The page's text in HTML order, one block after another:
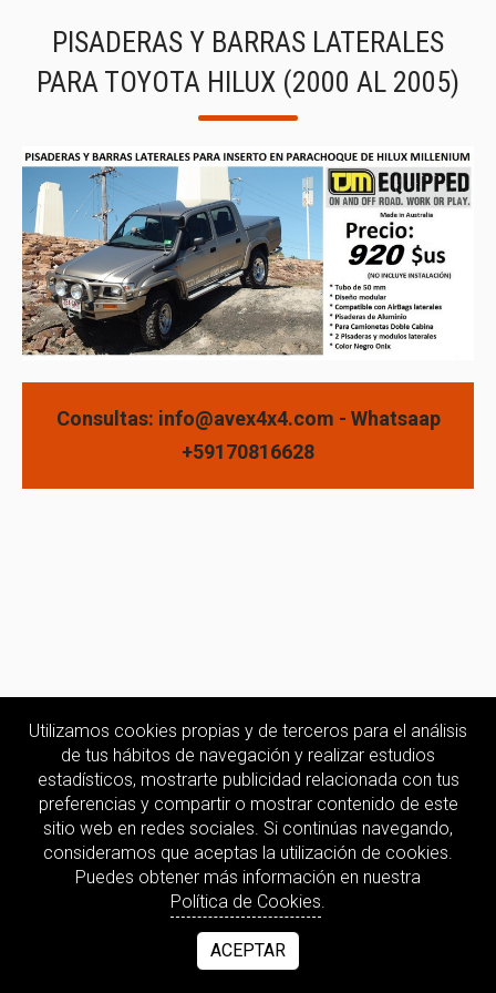
PISADERAS Y BARRAS LATERALES
PARA TOYOTA HILUX (2000 AL 2005)
Consultas: info@avex4x4.com - Whatsaap
+59170816628
Utilizamos cookies propias y de terceros para el análisis
de tus hábitos de navegación y realizar estudios
estadísticos, mostrarte publicidad relacionada con tus
preferencias y compartir o mostrar contenido de este
sitio web en redes sociales. Si continúas navegando,
consideramos que aceptas la utilización de cookies.
Puedes obtener más información en nuestra
Política de Cookies.
ACEPTAR